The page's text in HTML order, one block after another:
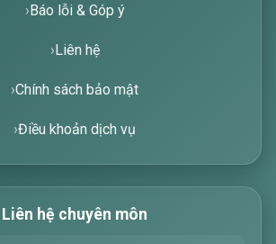
Báo lỗi & Góp ý
Liên hệ
Chính sách bảo mật
Điều khoản dịch vụ
Liên hệ chuyên môn